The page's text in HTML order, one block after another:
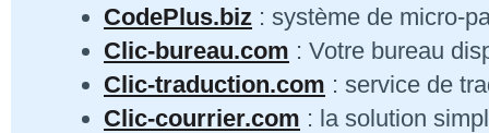
CodePlus.biz : système de micro-
Clic-bureau.com : Votre bureau
Clic-traduction.com : service de
Clic-courrier.com : la solution